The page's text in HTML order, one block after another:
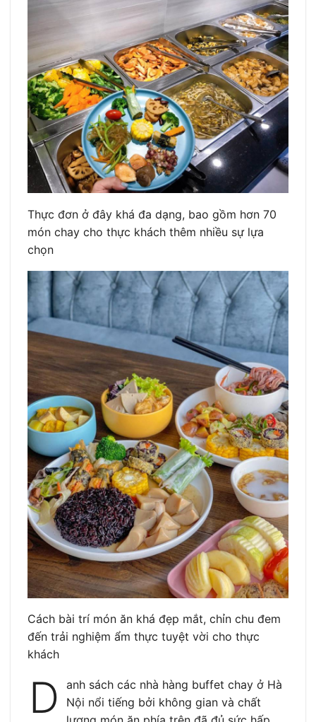
Thực đơn ở đây khá đa dạng, bao gồm hơn 70
món chay cho thực khách thêm nhiều sự lựa
chọn
Cách bài trí món ăn khá đẹp mắt, chỉn chu đem
đến trải nghiệm ẩm thực tuyệt vời cho thực
khách
D
anh sách các nhà hàng buffet chay ở Hà
Nội nổi tiếng bởi không gian và chất